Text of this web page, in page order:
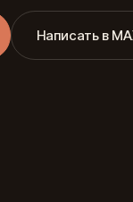
Написать в